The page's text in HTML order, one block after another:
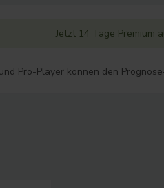
Jetzt 14 Tage Premium
Pro-Player können den